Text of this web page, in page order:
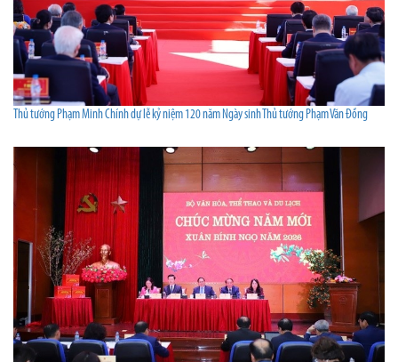
Thủ tướng Phạm Minh Chính dự lễ kỷ niệm 120 năm Ngày sinh Thủ tướng Phạm Văn Đồng